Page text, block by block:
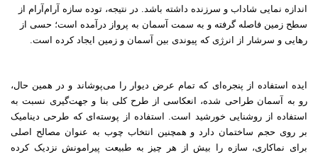
اندازه نمایی شاداب و سرزنده داشته باشد. در نتیجه، توده سازه آرام‌آرام از
سطح زمین فاصله گرفته و به سمت آسمان به پرواز درآمده است؛ حسی از
رهایی و سرشار از انرژی که پیوندی بین آسمان و زمین ایجاد کرده است.
ایده استفاده از پنجره‌ای که تمام عرض دیوار را می‌پوشاند و در همین حال،
رو به آسمان طراحی شده، انعکاسی از طرح کلی بنا و جهت‌گیری نسبت به
استفاده از روشنایی خورشید است. استفاده از پوسته‌ای که طرحی دینامیک
بر روی حجم ساختمان دارد و همچنین انتخاب چوب به عنوان مصالح اصلی
برای نماکاری، سازه را بیش از هر چیز به طبیعت پیرامونش نزدیک کرده